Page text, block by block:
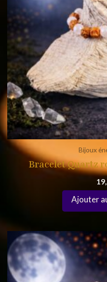
Bijoux
Bracelet Quartz